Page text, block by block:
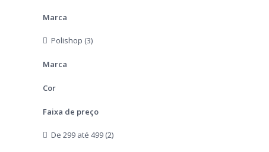
Marca
Polishop (3)
Marca
Cor
Faixa de preço
De 299 até 499 (2)